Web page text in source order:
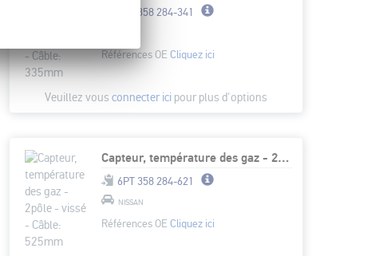
6PT 358 284-341
Références OE Cliquez ici
Veuillez vous connecter ici pour plus d'options
Capteur, température des gaz - 2pôle - vissé - Câble: 525mm
6PT 358 284-621
NISSAN
Références OE Cliquez ici